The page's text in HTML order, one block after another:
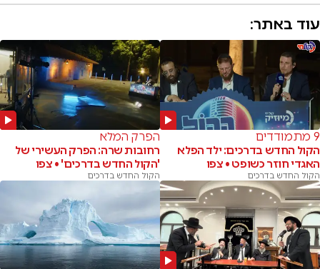
עוד באתר:
9 מתמודדים
הקול החדש בדרכים: ילד הפלא
האגדי חוזר כשופט • צפו
הקול החדש בדרכים
הפרק המלא
רחובות שרה: הפרק העשירי של
'הקול החדש בדרכים' • צפו
הקול החדש בדרכים